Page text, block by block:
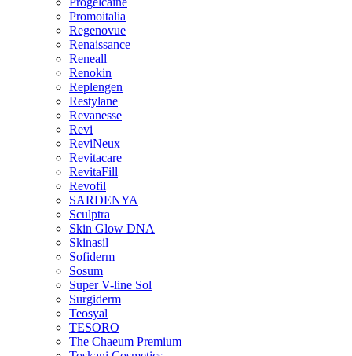
Promoitalia
Regenovue
Renaissance
Reneall
Renokin
Replengen
Restylane
Revanesse
Revi
ReviNeux
Revitacare
RevitaFill
Revofil
SARDENYA
Sculptra
Skin Glow DNA
Skinasil
Sofiderm
Sosum
Super V-line Sol
Surgiderm
Teosyal
TESORO
The Chaeum Premium